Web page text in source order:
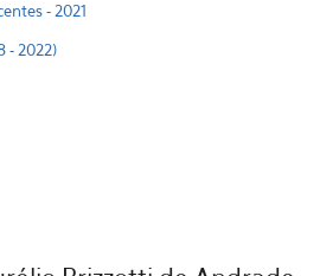
- 2021
- 2022)